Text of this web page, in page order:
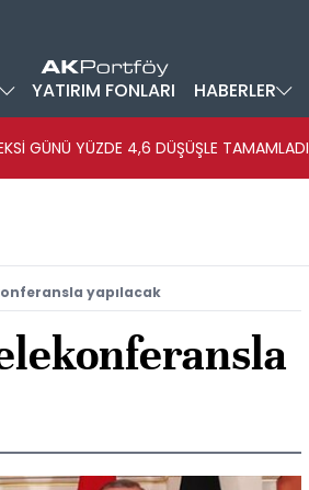
YATIRIM FONLARI HABERLER
GÜNÜ YÜZDE 4,6 DÜŞÜŞLE TAMAMLADI
yapılacak